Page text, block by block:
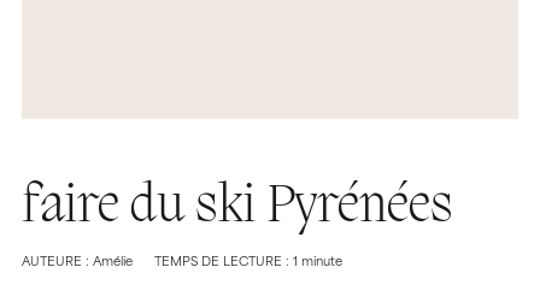
faire du ski Pyrénées
AUTEURE : Amélie TEMPS DE LECTURE : 1 minute